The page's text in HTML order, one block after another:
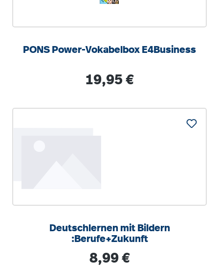
PONS Power-Vokabelbox E4Business
Regulärer Preis:
19,95 €
Deutschlernen mit Bildern
:Berufe+Zukunft
Regulärer Preis:
8,99 €